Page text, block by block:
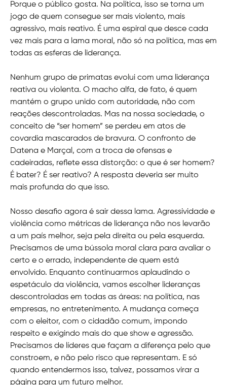
Porque o público gosta. Na política, isso se torna um
jogo de quem consegue ser mais violento, mais
agressivo, mais reativo. É uma espiral que desce cada
vez mais para a lama moral, não só na política, mas em
todas as esferas de liderança.
Nenhum grupo de primatas evolui com uma liderança
reativa ou violenta. O macho alfa, de fato, é quem
mantém o grupo unido com autoridade, não com
reações descontroladas. Mas na nossa sociedade, o
conceito de “ser homem” se perdeu em atos de
covardia mascarados de bravura. O confronto de
Datena e Marçal, com a troca de ofensas e
cadeiradas, reflete essa distorção: o que é ser homem?
É bater? É ser reativo? A resposta deveria ser muito
mais profunda do que isso.
Nosso desafio agora é sair dessa lama. Agressividade e
violência como métricas de liderança não nos levarão
a um país melhor, seja pela direita ou pela esquerda.
Precisamos de uma bússola moral clara para avaliar o
certo e o errado, independente de quem está
envolvido. Enquanto continuarmos aplaudindo o
espetáculo da violência, vamos escolher lideranças
descontroladas em todas as áreas: na política, nas
empresas, no entretenimento. A mudança começa
com o eleitor, com o cidadão comum, impondo
respeito e exigindo mais do que show e agressão.
Precisamos de líderes que façam a diferença pelo que
constroem, e não pelo risco que representam. E só
quando entendermos isso, talvez, possamos virar a
página para um futuro melhor.